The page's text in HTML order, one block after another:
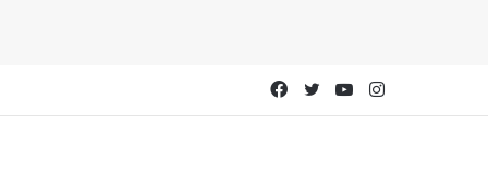
YouTube
Twitter
Facebook